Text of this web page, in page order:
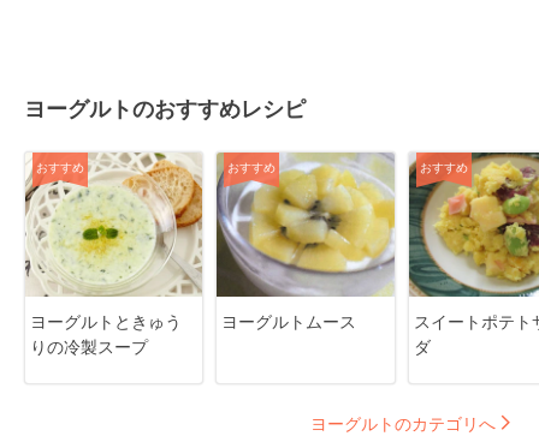
ヨーグルトのおすすめレシピ
おすすめ
ヨーグルトときゅう
りの冷製スープ
おすすめ
ヨーグルトムース
おすすめ
スイートポテト
ダ
ヨーグルトのカテゴリへ